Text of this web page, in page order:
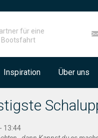
für eine
Bootsfahrt
Inspiration Über uns
13:44